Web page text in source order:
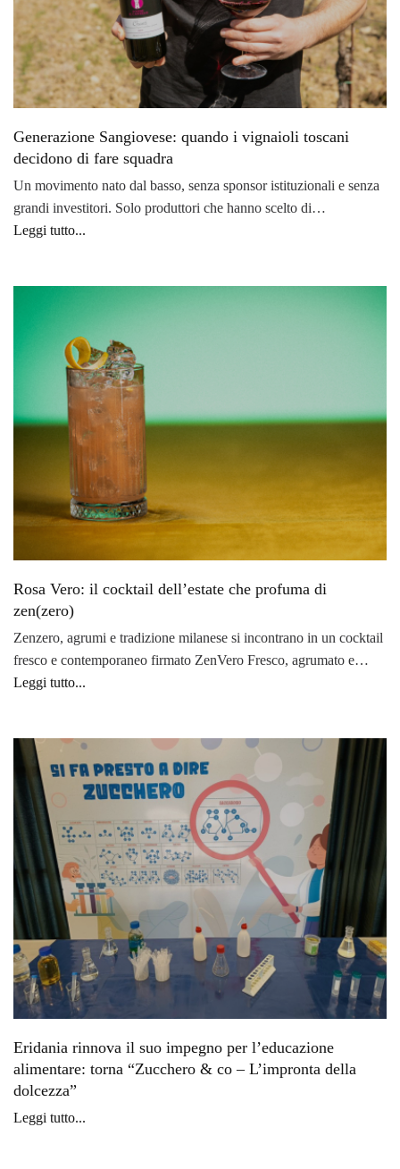
Generazione Sangiovese: quando i vignaioli toscani
decidono di fare squadra
Un movimento nato dal basso, senza sponsor istituzionali e senza
grandi investitori. Solo produttori che hanno scelto di…
Leggi tutto...
Rosa Vero: il cocktail dell’estate che profuma di
zen(zero)
Zenzero, agrumi e tradizione milanese si incontrano in un cocktail
fresco e contemporaneo firmato ZenVero Fresco, agrumato e…
Leggi tutto...
Eridania rinnova il suo impegno per l’educazione
alimentare: torna “Zucchero & co – L’impronta della
dolcezza”
Leggi tutto...